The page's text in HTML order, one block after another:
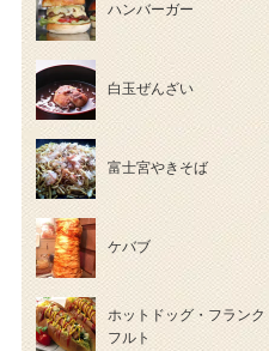
ハンバーガー
白玉ぜんざい
富士宮やきそば
ケバブ
ホットドッグ・フランク
フルト